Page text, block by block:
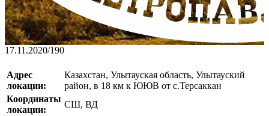
17.11.2020/190
Адрес
локации:
Казахстан, Улытауская область, Улытауский
район, в 18 км к ЮЮВ от с.Терсаккан
Координаты
локации:
СШ, ВД